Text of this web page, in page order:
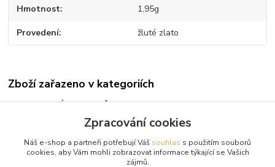
Hmotnost 1,95g
Provedení žluté zlato
Zboží zařazeno v kategoriích
TIP NA DÁRKY PRO ŽENU
Zlaté řetízky na přívěsek
Zlaté řetízky a náhrdelníky
Zpracování cookies
Náš e-shop a partneři potřebují Váš souhlas s použitím souborů
cookies, aby Vám mohli zobrazovat informace týkající se Vašich
zájmů.